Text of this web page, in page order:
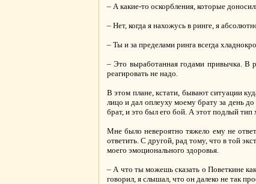
– А какие-то оскорбления, которые
– Нет, когда я нахожусь в ринге, я
– Ты и за пределами ринга всегда
– Это выработанная годами привычка. В
реагировать не надо.
В этом плане, кстати, бывают ситуации
лицо и дал оплеуху моему брату за день
брат, и это был его бой. А этот подлый тип
Мне было невероятно тяжело ему не
ответить. С другой, рад тому, что в той
моего эмоционального здоровья.
– А что ты можешь сказать о Поветкине
говорил, я слышал, что он далеко не так